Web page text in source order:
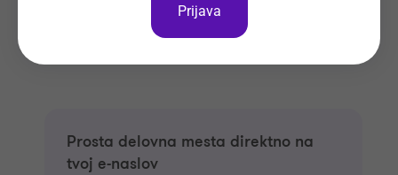
Prosta delovna mesta direktno na
tvoj e-naslov
Prijava